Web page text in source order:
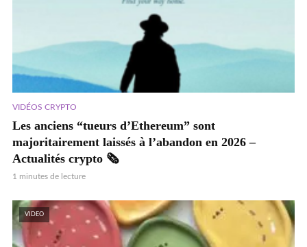
VIDÉOS CRYPTO
Les anciens “tueurs d’Ethereum” sont
majoritairement laissés à l’abandon en 2026 –
Actualités crypto 🗞️
1 minutes de lecture
VIDEO